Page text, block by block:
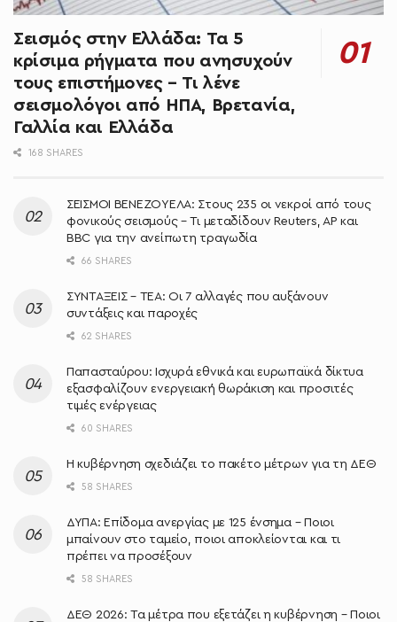
Σεισμός στην Ελλάδα: Τα 5
κρίσιμα ρήγματα που ανησυχούν
τους επιστήμονες – Τι λένε
σεισμολόγοι από ΗΠΑ, Βρετανία,
Γαλλία και Ελλάδα
168 SHARES
ΣΕΙΣΜΟΙ ΒΕΝΕΖΟΥΕΛΑ: Στους 235 οι νεκροί από τους
φονικούς σεισμούς – Τι μεταδίδουν Reuters, AP και
BBC για την ανείπωτη τραγωδία
66 SHARES
ΣΥΝΤΑΞΕΙΣ – ΤΕΑ: Οι 7 αλλαγές που αυξάνουν
συντάξεις και παροχές
62 SHARES
Παπασταύρου: Ισχυρά εθνικά και ευρωπαϊκά δίκτυα
εξασφαλίζουν ενεργειακή θωράκιση και προσιτές
τιμές ενέργειας
60 SHARES
Η κυβέρνηση σχεδιάζει το πακέτο μέτρων για τη ΔΕΘ
58 SHARES
ΔΥΠΑ: Επίδομα ανεργίας με 125 ένσημα – Ποιοι
μπαίνουν στο ταμείο, ποιοι αποκλείονται και τι
πρέπει να προσέξουν
58 SHARES
ΔΕΘ 2026: Τα μέτρα που εξετάζει η κυβέρνηση – Ποιοι